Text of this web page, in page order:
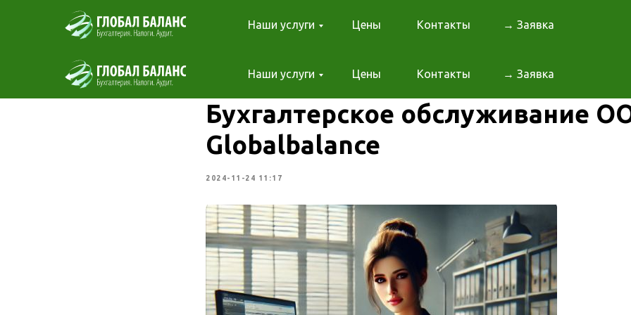
Наши услуги Цены Контакты → Заявка
Наши услуги Цены Контакты → Заявка
Бухгалтерское обслуживание
Globalbalance
2024-11-24 11:17